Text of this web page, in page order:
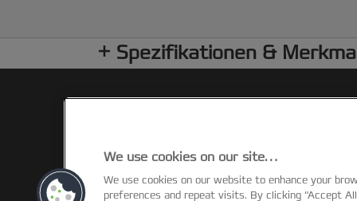
Spezifikationen &
©2026 ACCO Brands
We use cookies on our site…
We use cookies on our website to enhance your
preferences and repeat visits. By clicking “Accept